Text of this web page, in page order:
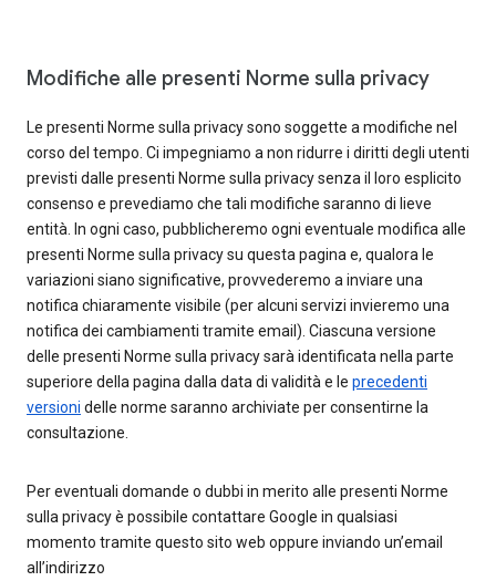
Modifiche alle presenti Norme sulla privacy
Le presenti Norme sulla privacy sono soggette a modifiche nel
corso del tempo. Ci impegniamo a non ridurre i diritti degli utenti
previsti dalle presenti Norme sulla privacy senza il loro esplicito
consenso e prevediamo che tali modifiche saranno di lieve
entità. In ogni caso, pubblicheremo ogni eventuale modifica alle
presenti Norme sulla privacy su questa pagina e, qualora le
variazioni siano significative, provvederemo a inviare una
notifica chiaramente visibile (per alcuni servizi invieremo una
notifica dei cambiamenti tramite email). Ciascuna versione
delle presenti Norme sulla privacy sarà identificata nella parte
superiore della pagina dalla data di validità e le precedenti
versioni delle norme saranno archiviate per consentirne la
consultazione.
Per eventuali domande o dubbi in merito alle presenti Norme
sulla privacy è possibile contattare Google in qualsiasi
momento tramite questo sito web oppure inviando un’email
all’indirizzo